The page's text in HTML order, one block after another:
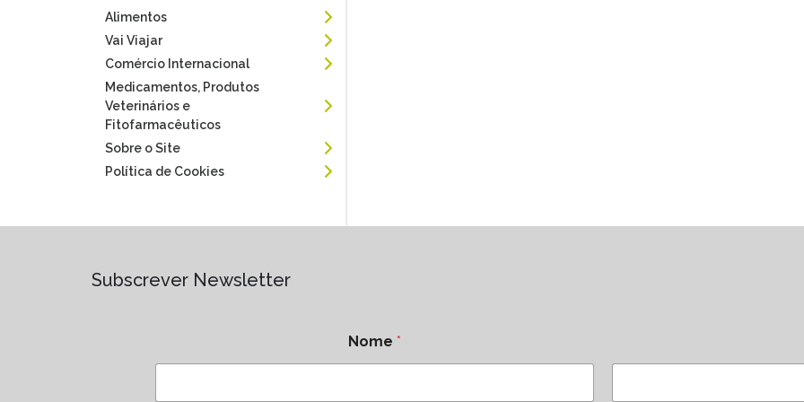
Alimentos
Vai Viajar
Comércio Internacional
Medicamentos, Produtos
Veterinários e
Fitofarmacêuticos
Sobre o Site
Política de Cookies
Subscrever Newsletter
Nome *